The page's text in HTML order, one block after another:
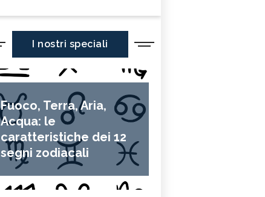
I nostri speciali
Fuoco, Terra, Aria,
Acqua: le
caratteristiche dei 12
segni zodiacali